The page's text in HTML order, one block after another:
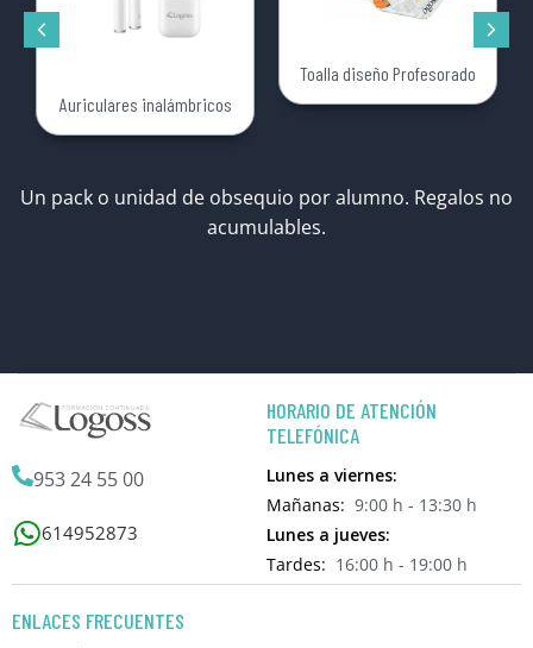
Auriculares inalámbricos
Toalla diseño Profesorado
Un pack o unidad de obsequio por alumno. Regalos no
acumulables.
953 24 55 00
614952873
HORARIO DE ATENCIÓN
TELEFÓNICA
Lunes a viernes:
Mañanas: 9:00 h - 13:30 h
Lunes a jueves:
Tardes: 16:00 h - 19:00 h
ENLACES FRECUENTES